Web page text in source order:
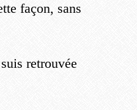
façon, sans
retrouvée